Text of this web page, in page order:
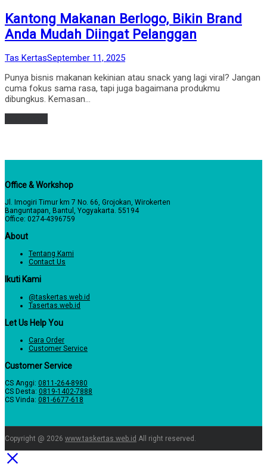
Kantong Makanan Berlogo, Bikin Brand
Anda Mudah Diingat Pelanggan
by
Tas KertasPosted
September 11, 2025
Punya bisnis makanan kekinian atau snack yang lagi viral? Jangan
cuma fokus sama rasa, tapi juga bagaimana produkmu
dibungkus. Kemasan…
Office & Workshop
Jl. Imogiri Timur km 7 No. 66, Grojokan, Wirokerten
Banguntapan, Bantul, Yogyakarta. 55194
Office: 0274-4396759
About
Tentang Kami
Contact Us
Ikuti Kami
@taskertas.web.id
Tasertas.web.id
Let Us Help You
Cara Order
Customer Service
Customer Service
CS Anggi: 0811-264-8980
CS Desta: 0819-1402-7888
CS Vinda: 081-6677-618
Copyright @ 2026 www.taskertas.web.id All right reserved.